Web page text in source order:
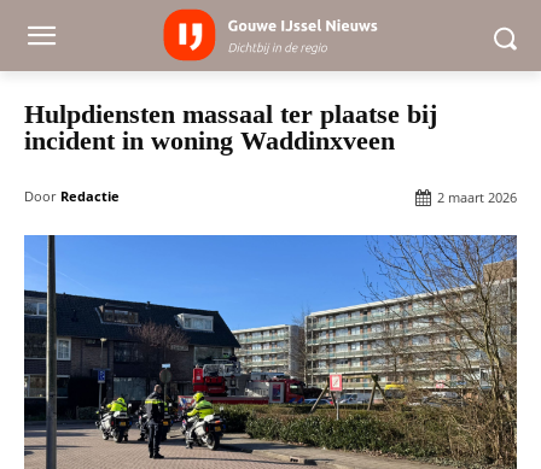
Hulpdiensten massaal ter plaatse bij
incident in woning Waddinxveen
Door Redactie 2 maart 2026